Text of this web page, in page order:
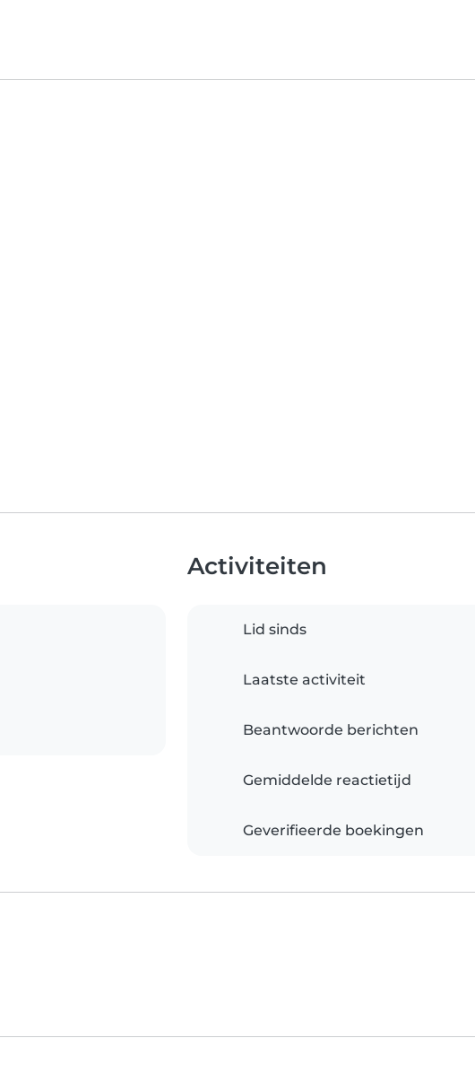
Activiteiten
Lid sinds
Laatste activiteit
Beantwoorde berichten
Gemiddelde reactietijd
Geverifieerde boekingen